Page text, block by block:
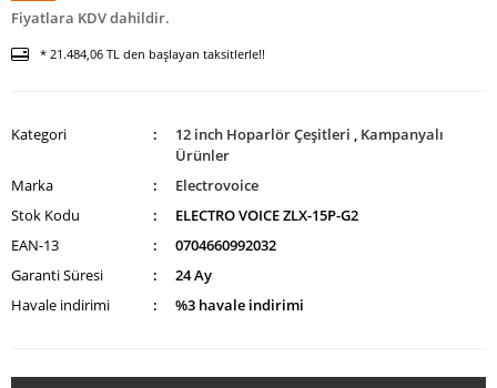
Fiyatlara KDV dahildir.
* 21.484,06 TL den başlayan taksitlerle!!
Kategori 12 inch Hoparlör Çeşitleri , Kampanyalı
Ürünler
Marka
Electrovoice
Stok Kodu
ELECTRO VOICE ZLX-15P-G2
EAN-13
0704660992032
Garanti Süresi
24 Ay
Havale indirimi
%3 havale indirimi